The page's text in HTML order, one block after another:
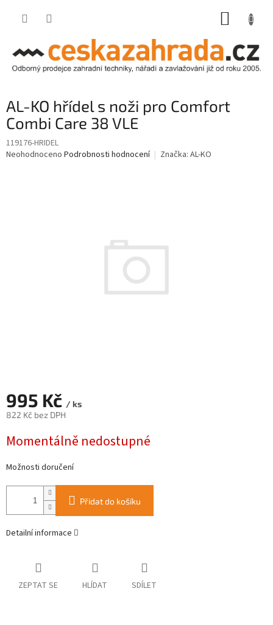
AL-KO hřídel s noži pro Comfort
Combi Care 38 VLE
119176-HRIDEL
Průměrné
Neohodnoceno Podrobnosti hodnocení Značka: AL-KO
995 Kč / ks
822 Kč bez DPH
cena:
Momentálně nedostupné
Možnosti doručení
Přidat do košíku
Detailní informace
ZEPTAT SE HLÍDAT SDÍLET